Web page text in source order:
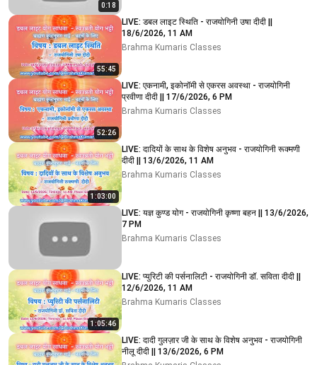
0:18
55:45
LIVE: डबल लाइट स्थिति - राजयोगिनी उषा दीदी ||
18/6/2026, 11 AM
Brahma Kumaris Classes
52:26
LIVE: एकनामी, इकोनॉमी से एकरस अवस्था - राजयोगिनी
प्रवीणा दीदी || 17/6/2026, 6 PM
Brahma Kumaris Classes
1:03:00
LIVE: दादियों के साथ के विशेष अनुभव - राजयोगिनी रूक्मणी
दीदी || 13/6/2026, 11 AM
Brahma Kumaris Classes
LIVE: यज्ञ कुण्ड योग - राजयोगिनी कृष्णा बहन || 13/6/2026,
7 PM
Brahma Kumaris Classes
1:05:46
LIVE: प्युरिटी की पर्सनालिटी - राजयोगिनी डॉ. सविता दीदी ||
12/6/2026, 11 AM
Brahma Kumaris Classes
LIVE: दादी गुलज़ार जी के साथ के विशेष अनुभव - राजयोगिनी
नीलू दीदी || 13/6/2026, 6 PM